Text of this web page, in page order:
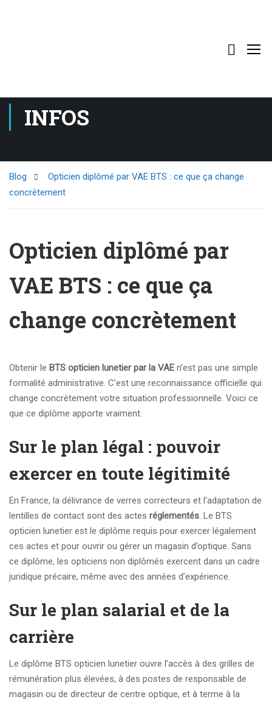
INFOS
Blog
Opticien diplômé par VAE BTS : ce que ça change
concrètement
Opticien diplômé par
VAE BTS : ce que ça
change concrètement
Obtenir le BTS opticien lunetier par la VAE n’est pas une simple
formalité administrative. C’est une reconnaissance officielle qui
change concrètement votre situation professionnelle. Voici ce
que ce diplôme apporte vraiment.
Sur le plan légal : pouvoir
exercer en toute légitimité
En France, la délivrance de verres correcteurs et l’adaptation de
lentilles de contact sont des actes réglementés. Le BTS
opticien lunetier est le diplôme requis pour exercer légalement
ces actes et pour ouvrir ou gérer un magasin d’optique. Sans
ce diplôme, les opticiens non diplômés exercent dans un cadre
juridique précaire, même avec des années d’expérience.
Sur le plan salarial et de la
carrière
Le diplôme BTS opticien lunetier ouvre l’accès à des grilles de
rémunération plus élevées, à des postes de responsable de
magasin ou de directeur de centre optique, et à terme à la